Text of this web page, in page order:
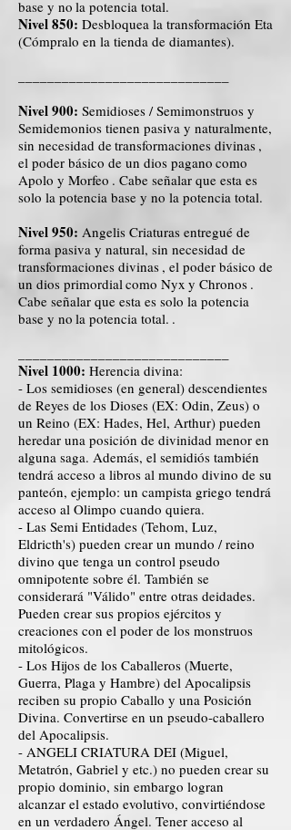
base y no la potencia total.
Nivel 850: Desbloquea la transformación Eta
(Cómpralo en la tienda de diamantes).
Nivel 900: Semidioses / Semimonstruos y
Semidemonios tienen pasiva y naturalmente,
sin necesidad detransformaciones divinas ,
el poder básico de un dios pagano como
Apolo y Morfeo . Cabe señalar que esta es
solo la potencia base y no la potencia total.
Nivel 950: Angelis Criaturas entregué de
forma pasiva y natural, sin necesidad de
transformaciones divinas , el poder básico de
un dios primordialcomo Nyx y Chronos .
Cabe señalar que esta es solo la potencia
base y no la potencia total. .
Nivel 1000: Herencia divina:
- Los semidioses (en general) descendientes
de Reyes de los Dioses (EX: Odin, Zeus) o
un Reino (EX: Hades, Hel, Arthur) pueden
heredar una posición de divinidad menor en
alguna saga. Además, el semidiós también
tendrá acceso a libros al mundo divino de su
panteón, ejemplo: un campista griego tendrá
acceso al Olimpo cuando quiera.
- Las Semi Entidades (Tehom, Luz,
Eldricth's) pueden crear un mundo / reino
divino que tenga un control pseudo
omnipotente sobre él. También se
considerará "Válido" entre otras deidades.
Pueden crear sus propios ejércitos y
creaciones con el poder de los monstruos
mitológicos.
- Los Hijos de los Caballeros (Muerte,
Guerra, Plaga y Hambre) del Apocalipsis
reciben su propio Caballo y una Posición
Divina. Convertirse en un pseudo-caballero
del Apocalipsis.
- ANGELI CRIATURA DEI (Miguel,
Metatrón, Gabriel y etc.) no pueden crear su
propio dominio, sin embargo logran
alcanzar el estado evolutivo, convirtiéndose
en un verdadero Ángel. Tener acceso al